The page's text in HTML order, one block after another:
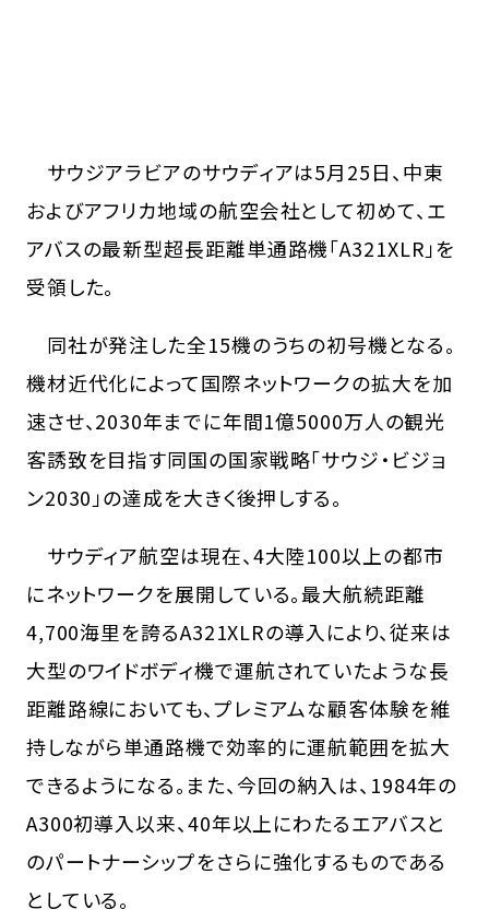
サウジアラビアのサウディアは5月25日、中東
およびアフリカ地域の航空会社として初めて、エ
アバスの最新型超長距離単通路機「A321XLR」を
受領した。
同社が発注した全15機のうちの初号機となる。
機材近代化によって国際ネットワークの拡大を加
速させ、2030年までに年間1億5000万人の観光
客誘致を目指す同国の国家戦略「サウジ・ビジョ
ン2030」の達成を大きく後押しする。
サウディア航空は現在、4大陸100以上の都市
にネットワークを展開している。最大航続距離
4,700海里を誇るA321XLRの導入により、従来は
大型のワイドボディ機で運航されていたような長
距離路線においても、プレミアムな顧客体験を維
持しながら単通路機で効率的に運航範囲を拡大
できるようになる。また、今回の納入は、1984年の
A300初導入以来、40年以上にわたるエアバスと
のパートナーシップをさらに強化するものである
としている。